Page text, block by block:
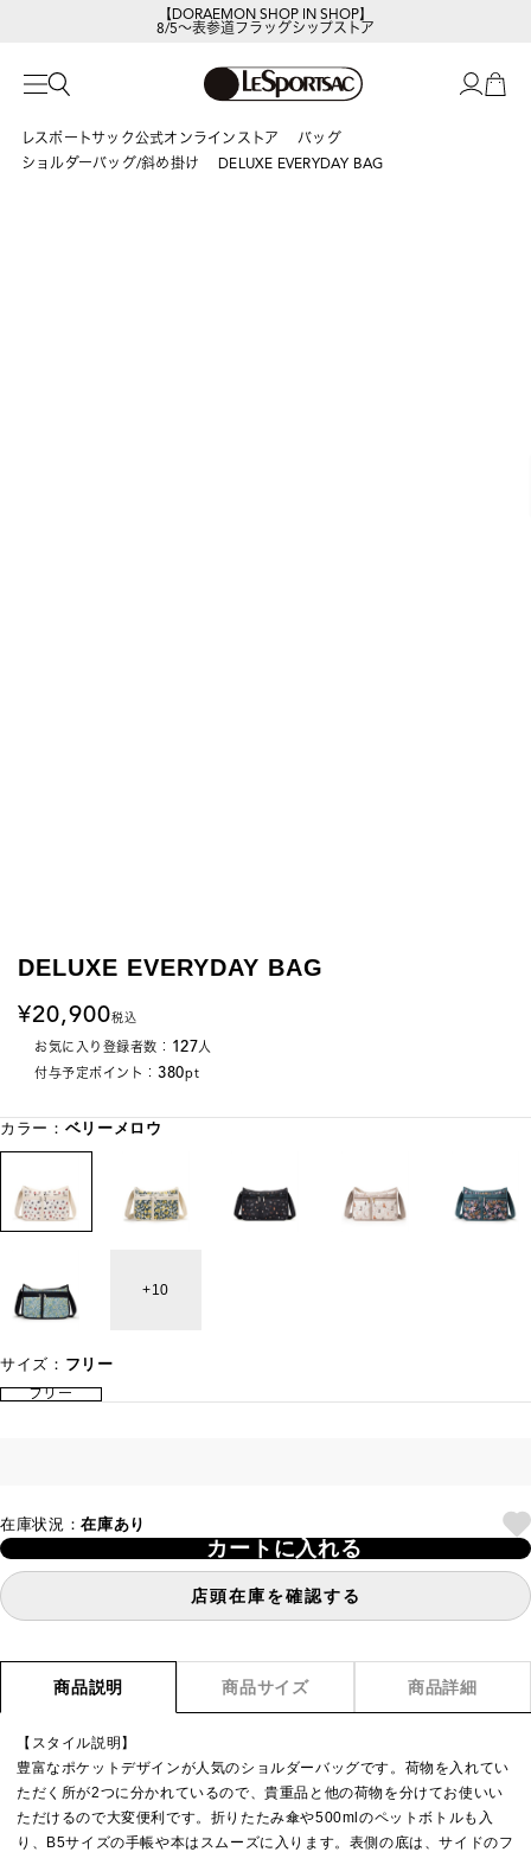
【DORAEMON SHOP IN SHOP】
8/5～表参道フラッグシップストア
レスポートサック公式オンラインストア
バッグ
ショルダーバッグ/斜め掛け
DELUXE EVERYDAY BAG
DELUXE EVERYDAY BAG
20,900税込
お気に入り登録者数： 127人
付与予定ポイント： 380pt
カラー： ベリーメロウ
10
サイズ： フリー
フリー
在庫状況：在庫あり
カートに入れる
店頭在庫を確認する
商品説明 商品サイズ 商品詳細
【スタイル説明】
豊富なポケットデザインが人気のショルダーバッグです。荷物を入れてい
ただく所が2つに分かれているので、貴重品と他の荷物を分けてお使いい
ただけるので大変便利です。折りたたみ傘や500mlのペットボトルも入
り、B5サイズの手帳や本はスムーズに入ります。表側の底は、サイドのフ